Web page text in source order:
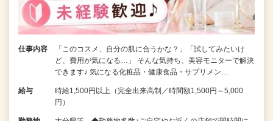
仕事内容
「このコスメ、自分の肌に合うかな？」「試してみたいけ
ど、費用が気になる…」 そんな気持ち、美容モニターで解決
できます♪ 気になる化粧品・健康食品・サプリメン…
給与
時給1,500円以上（完全出来高制／時間額1,500円～5,000
円）